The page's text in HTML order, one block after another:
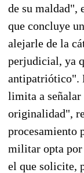
de su maldad",
que concluye
alejarle de la
perjudicial, ya
antipatriótico".
limita a señalar
originalidad",
procesamiento
militar opta por
el que solicite,